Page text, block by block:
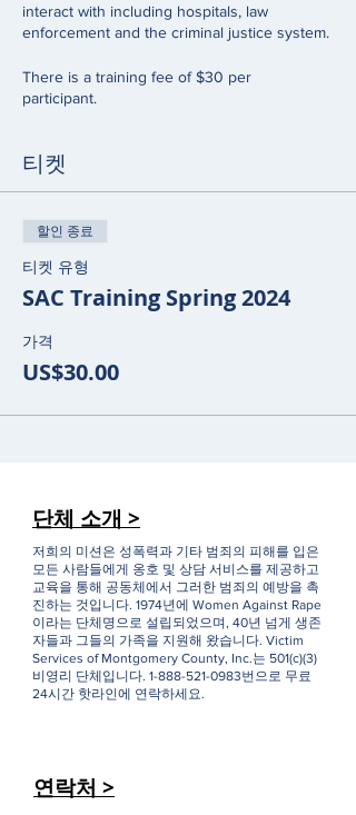
interact with including hospitals, law
enforcement and the criminal justice system.
There is a training fee of $30 per
participant.
티켓
할인 종료
티켓 유형
SAC Training Spring 2024
가격
US$30.00
단체 소개 >
저희의 미션은 성폭력과 기타 범죄의 피해를 입은
모든 사람들에게 옹호 및 상담 서비스를 제공하고
교육을 통해 공동체에서 그러한 범죄의 예방을 촉
진하는 것입니다. 1974년에 Women Against Rape
이라는 단체명으로 설립되었으며, 40년 넘게 생존
자들과 그들의 가족을 지원해 왔습니다. Victim
Services of Montgomery County, Inc.는 501(c)(3)
비영리 단체입니다. 1-888-521-0983번으로 무료
24시간 핫라인에 연락하세요.
연락처 >